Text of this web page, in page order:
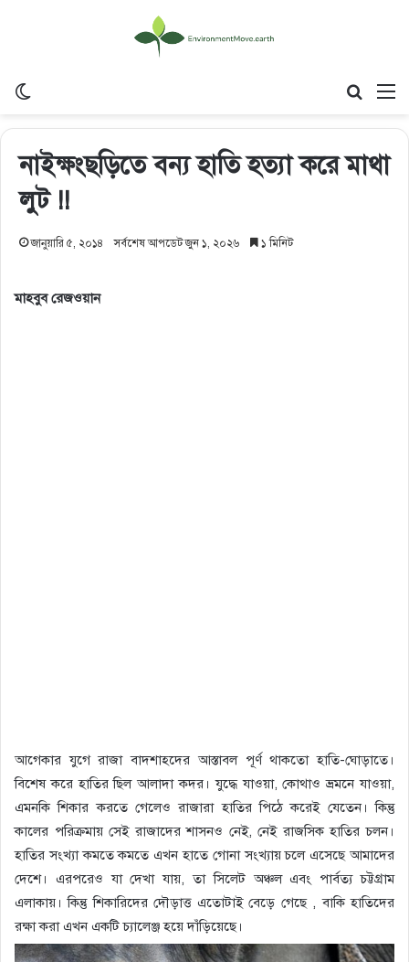
নাইক্ষংছড়িতে বন্য হাতি হত্যা করে মাথা
লুট !!
জানুয়ারি ৫, ২০১৪ সর্বশেষ আপডেট জুন ১, ২০২৬ ১ মিনিট
মাহবুব রেজওয়ান
আগেকার যুগে রাজা বাদশাহদের আস্তাবল পূর্ণ থাকতো হাতি-ঘোড়াতে।
বিশেষ করে হাতির ছিল আলাদা কদর। যুদ্ধে যাওয়া, কোথাও ভ্রমনে যাওয়া,
এমনকি শিকার করতে গেলেও রাজারা হাতির পিঠে করেই যেতেন। কিন্তু
কালের পরিক্রমায় সেই রাজাদের শাসনও নেই, নেই রাজসিক হাতির চলন।
হাতির সংখ্যা কমতে কমতে এখন হাতে গোনা সংখ্যায় চলে এসেছে আমাদের
দেশে। এরপরেও যা দেখা যায়, তা সিলেট অঞ্চল এবং পার্বত্য চট্টগ্রাম
এলাকায়। কিন্তু শিকারিদের দৌড়াত্ত এতোটাই বেড়ে গেছে , বাকি হাতিদের
রক্ষা করা এখন একটি চ্যালেঞ্জ হয়ে দাঁড়িয়েছে।